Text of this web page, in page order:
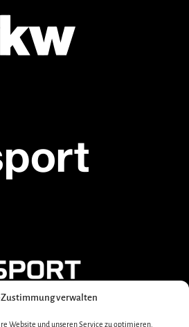
Zustimmung verwalten
Website und unseren Service zu optimieren.